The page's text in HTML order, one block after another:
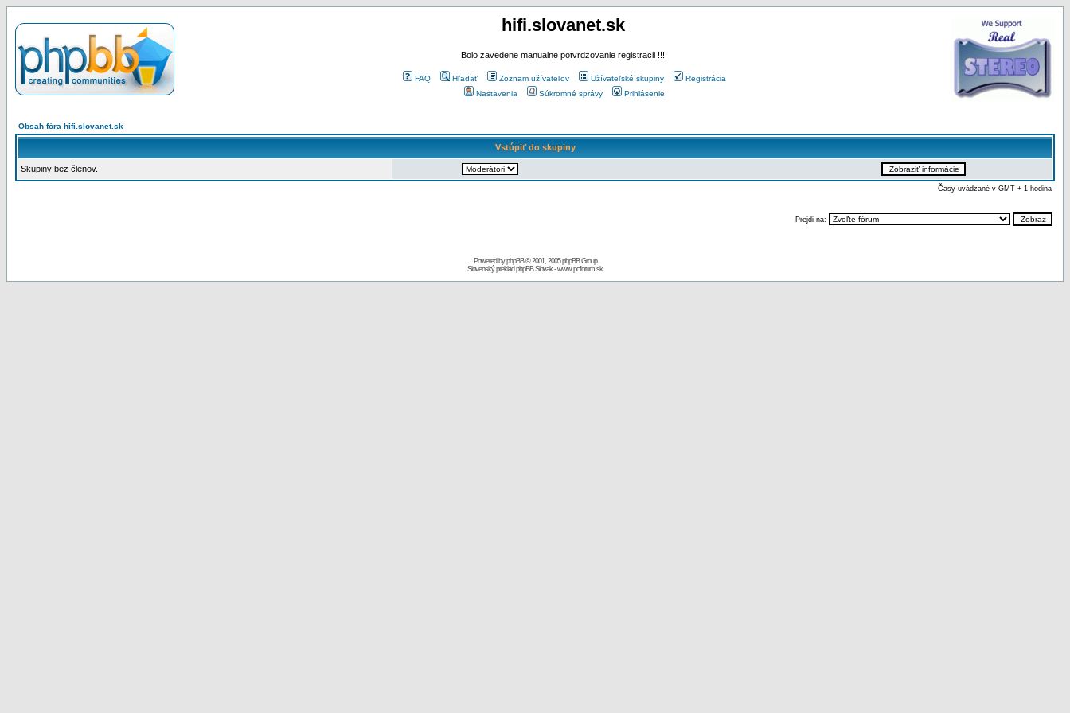
hifi.slovanet.sk
Bolo zavedene manualne potvrdzovanie registracii !!!
FAQ Hľadať Zoznam užívateľov Užívateľské skupiny
Registrácia
Nastavenia
Súkromné správy Prihlásenie
Obsah fóra hifi.slovanet.sk
Vstúpiť do skupiny
Skupiny bez členov.
Časy uvádzané v GMT + 1 hodina
Prejdi na:
Powered byphpBB© 2001, 2005 phpBB Group
Slovenský preklad phpBB Slovak-www.pcforum.sk